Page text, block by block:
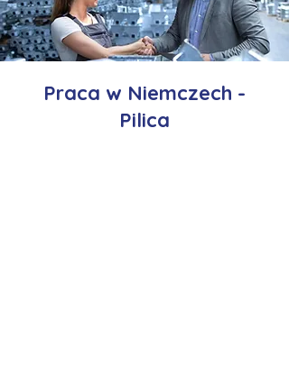
Praca w Niemczech -
Pilica